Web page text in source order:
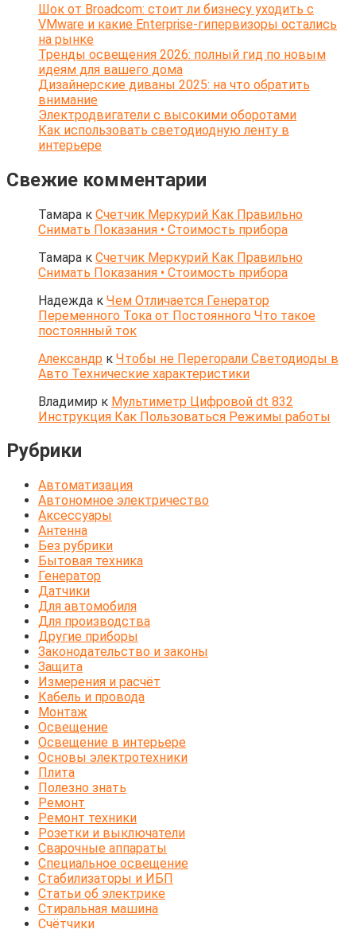
Шок от Broadcom: стоит ли бизнесу уходить с
VMware и какие Enterprise-гипервизоры остались
на рынке
Тренды освещения 2026: полный гид по новым
идеям для вашего дома
Дизайнерские диваны 2025: на что обратить
внимание
Электродвигатели с высокими оборотами
Как использовать светодиодную ленту в
интерьере
Свежие комментарии
Тамара к Счетчик Меркурий Как Правильно
Снимать Показания • Стоимость прибора
Тамара к Счетчик Меркурий Как Правильно
Снимать Показания • Стоимость прибора
Надежда к Чем Отличается Генератор
Переменного Тока от Постоянного Что такое
постоянный ток
Александр к Чтобы не Перегорали Светодиоды в
Авто Технические характеристики
Владимир к Мультиметр Цифровой dt 832
Инструкция Как Пользоваться Режимы работы
Рубрики
Автоматизация
Автономное электричество
Аксессуары
Антенна
Без рубрики
Бытовая техника
Генератор
Датчики
Для автомобиля
Для производства
Другие приборы
Законодательство и законы
Защита
Измерения и расчёт
Кабель и провода
Монтаж
Освещение
Освещение в интерьере
Основы электротехники
Плита
Полезно знать
Ремонт
Ремонт техники
Розетки и выключатели
Сварочные аппараты
Специальное освещение
Стабилизаторы и ИБП
Статьи об электрике
Стиральная машина
Счётчики